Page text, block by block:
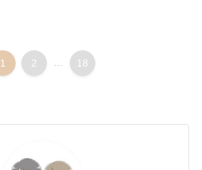
1 2 18